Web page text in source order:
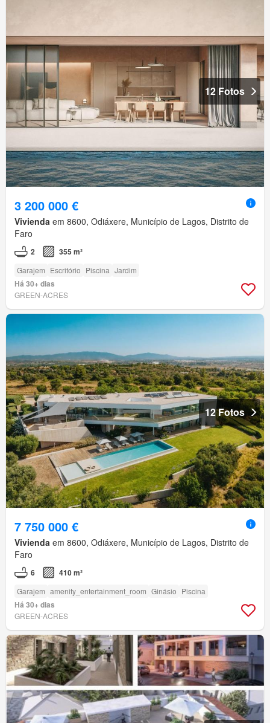
12 Fotos
3 200 000 €
Vivienda em 8600, Odiáxere, Município de Lagos, Distrito de
Faro
2 355 m²
Garajem Escritório Piscina Jardim
Há 30+ dias
GREEN-ACRES
12 Fotos
7 750 000 €
Vivienda em 8600, Odiáxere, Município de Lagos, Distrito de
Faro
6 410 m²
Garajem amenity_entertainment_room Ginásio Piscina
Há 30+ dias
GREEN-ACRES